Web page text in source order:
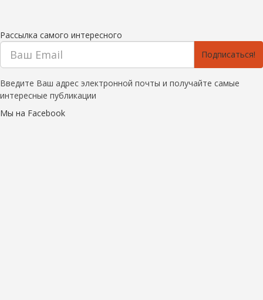
Рассылка самого интересного
Подписаться!
Введите Ваш адрес электронной почты и получайте самые
интересные публикации
Мы на Facebook